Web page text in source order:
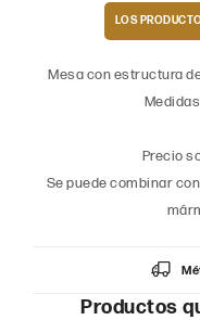
LOS
Mesa con estructura
Precio
Se puede combinar
Productos